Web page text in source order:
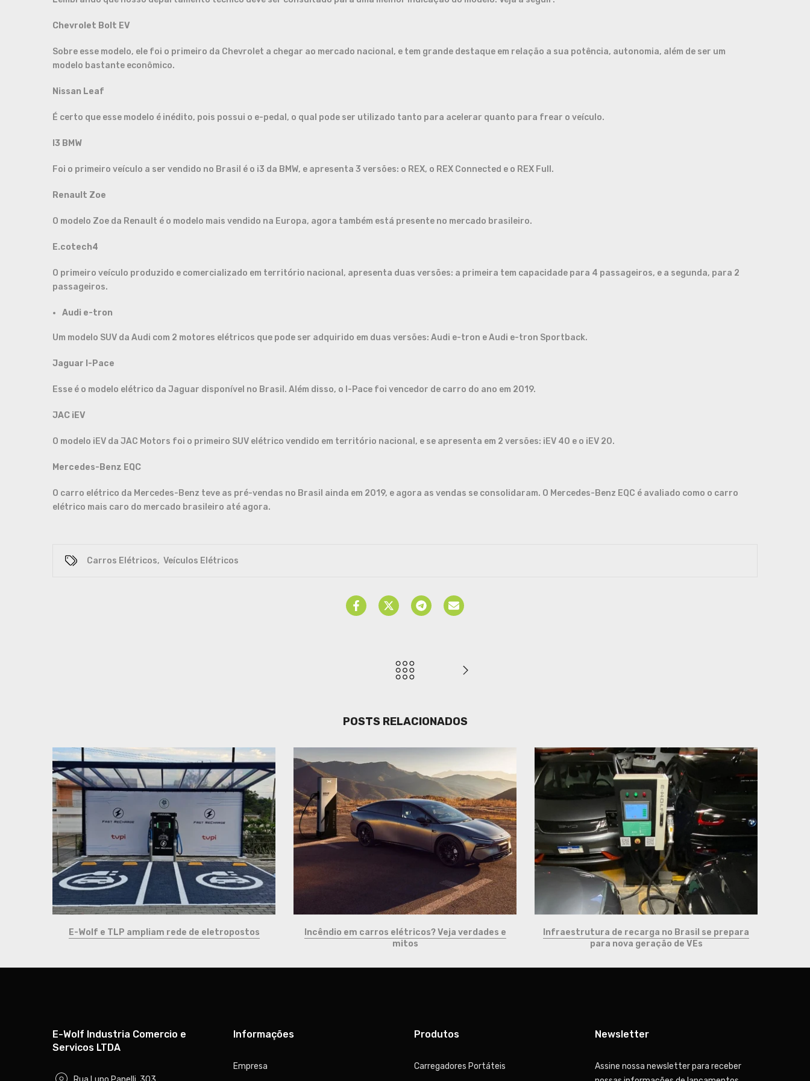
Chevrolet Bolt EV
Sobre esse modelo, ele foi o primeiro da Chevrolet a chegar ao mercado nacional, e tem grande destaque em relação a sua potência, autonomia, além de ser um
modelo bastante econômico.
Nissan Leaf
É certo que esse modelo é inédito, pois possui o e-pedal, o qual pode ser utilizado tanto para acelerar quanto para frear o veículo.
I3 BMW
Foi o primeiro veículo a ser vendido no Brasil é o i3 da BMW, e apresenta 3 versões: o REX, o REX Connected e o REX Full.
Renault Zoe
O modelo Zoe da Renault é o modelo mais vendido na Europa, agora também está presente no mercado brasileiro.
E.cotech4
O primeiro veículo produzido e comercializado em território nacional, apresenta duas versões: a primeira tem capacidade para 4 passageiros, e a segunda, para 2
passageiros.
Audi e-tron
Um modelo SUV da Audi com 2 motores elétricos que pode ser adquirido em duas versões: Audi e-tron e Audi e-tron Sportback.
Jaguar I-Pace
Esse é o modelo elétrico da Jaguar disponível no Brasil. Além disso, o I-Pace foi vencedor de carro do ano em 2019.
JAC iEV
O modelo iEV da JAC Motors foi o primeiro SUV elétrico vendido em território nacional, e se apresenta em 2 versões: iEV 40 e o iEV 20.
Mercedes-Benz EQC
O carro elétrico da Mercedes-Benz teve as pré-vendas no Brasil ainda em 2019, e agora as vendas se consolidaram. O Mercedes-Benz EQC é avaliado como o carro
elétrico mais caro do mercado brasileiro até agora.
Carros Elétricos, Veículos Elétricos
POSTS RELACIONADOS
E-Wolf e TLP ampliam rede de eletropostos
Incêndio em carros elétricos? Veja verdades e
mitos
Infraestrutura de recarga no Brasil se prepara
para nova geração de VEs
E-Wolf Industria Comercio e
Servicos LTDA
Informações
Empresa
Produtos
Carregadores Portáteis
Newsletter
Assine nossa newsletter para receber